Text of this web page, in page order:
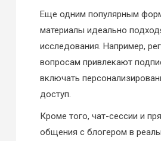
Еще одним популярным
материалы идеально
исследования. Например,
вопросам привлекают
включать
доступ.
Кроме того, чат-сессии и
общения с блогером в